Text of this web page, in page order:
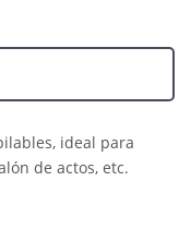
ideal para
de actos, etc.